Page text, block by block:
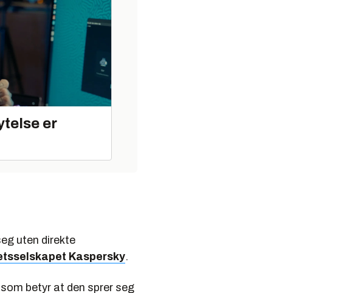
er
uten direkte
Kaspersky.
betyr at den sprer seg